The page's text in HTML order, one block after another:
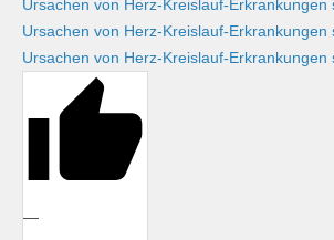
Ursachen von Herz-Kreislauf-Erkrankungen
Ursachen von Herz-Kreislauf-Erkrankungen
Ursachen von Herz-Kreislauf-Erkrankungen
—